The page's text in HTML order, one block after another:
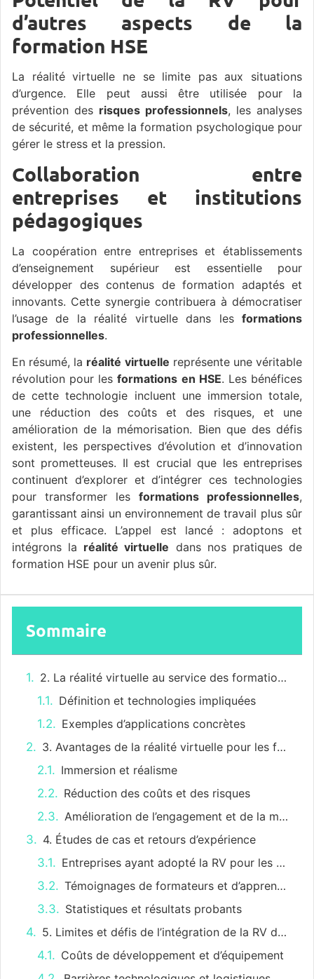
d’autres aspects de la
formation HSE
La réalité virtuelle ne se limite pas aux situations
d’urgence. Elle peut aussi être utilisée pour la
prévention des risques professionnels, les analyses
de sécurité, et même la formation psychologique pour
gérer le stress et la pression.
Collaboration entre
entreprises et institutions
pédagogiques
La coopération entre entreprises et établissements
d’enseignement supérieur est essentielle pour
développer des contenus de formation adaptés et
innovants. Cette synergie contribuera à démocratiser
l’usage de la réalité virtuelle dans les formations
professionnelles.
En résumé, la réalité virtuelle représente une véritable
révolution pour lesformations en HSE. Les bénéfices
de cette technologie incluent une immersion totale,
une réduction des coûts et des risques, et une
amélioration de la mémorisation. Bien que des défis
existent, les perspectives d’évolution et d’innovation
sont prometteuses. Il est crucial que les entreprises
continuent d’explorer et d’intégrer ces technologies
pour transformer les formations professionnelles,
garantissant ainsi un environnement de travail plus sûr
et plus efficace. L’appel est lancé : adoptons et
intégrons la réalité virtuelle dans nos pratiques de
formation HSE pour un avenir plus sûr.
Sommaire
2. La réalité virtuelle au service des formations HSE
Définition et technologies impliquées
Exemples d’applications concrètes
3. Avantages de la réalité virtuelle pour les formations HSE
Immersion et réalisme
Réduction des coûts et des risques
Amélioration de l’engagement et de la mémorisation
4. Études de cas et retours d’expérience
Entreprises ayant adopté la RV pour les formations HSE
Témoignages de formateurs et d’apprenants
Statistiques et résultats probants
5. Limites et défis de l’intégration de la RV dans les formations HSE
Coûts de développement et d’équipement